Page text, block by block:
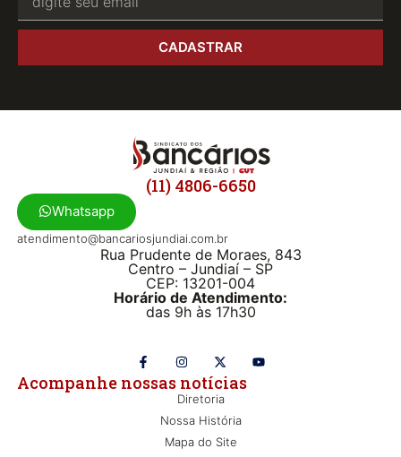
CADASTRAR
Diretoria
Nossa História
Mapa do Site
Acompanhe nossas notícias
(11) 4806-6650
Whatsapp
atendimento@bancariosjundiai.com.br
Rua Prudente de Moraes, 843
Centro – Jundiaí – SP
CEP: 13201-004
Horário de Atendimento:
das 9h às 17h30